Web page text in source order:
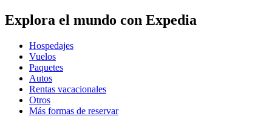
Explora el mundo con Expedia
Hospedajes
Vuelos
Paquetes
Autos
Rentas vacacionales
Otros
Más formas de reservar